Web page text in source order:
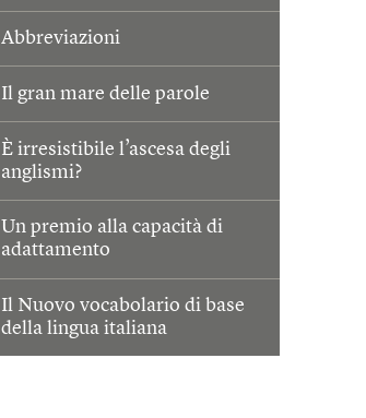
Abbreviazioni
Il gran mare delle parole
È irresistibile l’ascesa degli
anglismi?
Un premio alla capacità di
adattamento
Il Nuovo vocabolario di base
della lingua italiana